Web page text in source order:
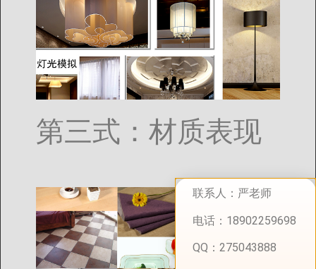
第三式：材质表现
联系人：严老师
电话：18902259698
QQ：275043888